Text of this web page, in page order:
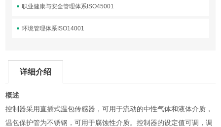
职业健康与安全管理体系ISO45001
环境管理体系ISO14001
详细介绍
概述
控制器采用直插式温包传感器，可用于流动的中性气体和液体介质，
温包保护管为不锈钢，可用于腐蚀性介质。控制器的设定值可调，调